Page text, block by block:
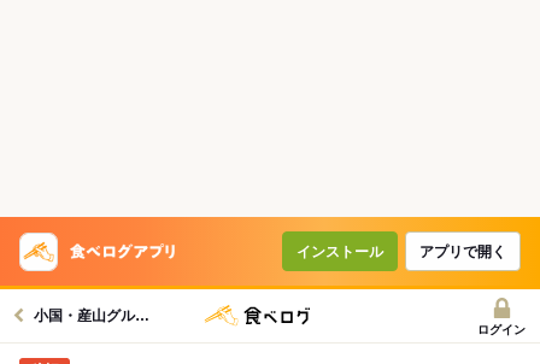
インストール アプリで開く
小国・産山グルメへ
ログイン